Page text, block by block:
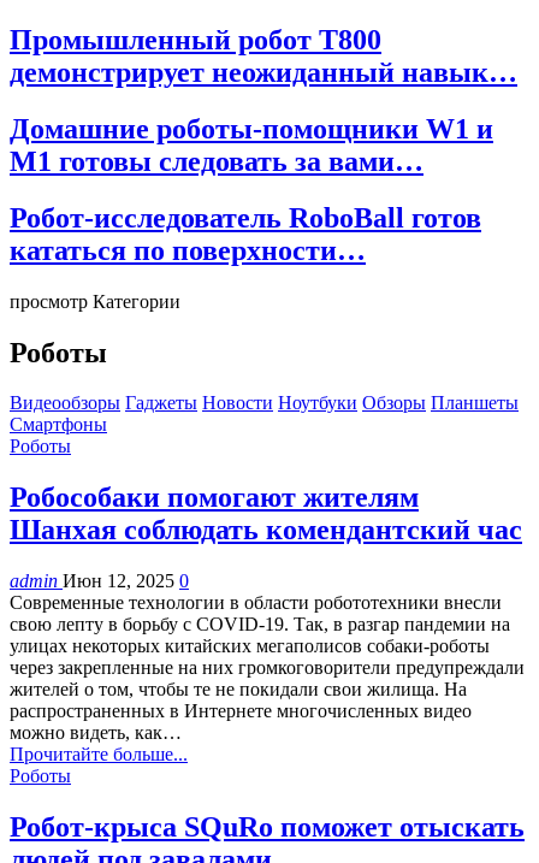
Промышленный робот Т800
демонстрирует неожиданный навык…
Домашние роботы-помощники W1 и
M1 готовы следовать за вами…
Робот-исследователь RoboBall готов
кататься по поверхности…
просмотр Категории
Роботы
Видеообзоры Гаджеты Новости Ноутбуки Обзоры Планшеты
Смартфоны
Роботы
Робособаки помогают жителям
Шанхая соблюдать комендантский час
admin Июн 12, 2025 0
Современные технологии в области робототехники внесли
свою лепту в борьбу с COVID-19. Так, в разгар пандемии на
улицах некоторых китайских мегаполисов собаки-роботы
через закрепленные на них громкоговорители предупреждали
жителей о том, чтобы те не покидали свои жилища. На
распространенных в Интернете многочисленных видео
можно видеть, как…
Прочитайте больше...
Роботы
Робот-крыса SQuRo поможет отыскать